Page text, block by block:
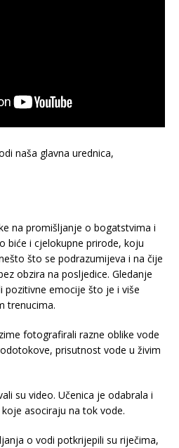
naša glavna urednica,
na promišljanje o bogatstvima i
biće i cjelokupne prirode, koju
što se podrazumijeva i na čije
obzira na posljedice. Gledanje
pozitivne emocije što je i više
trenucima.
fotografirali razne oblike vode
prisutnost vode u živim
su video. Učenica je odabrala i
asociraju na tok vode.
o vodi potkrijepili su riječima,